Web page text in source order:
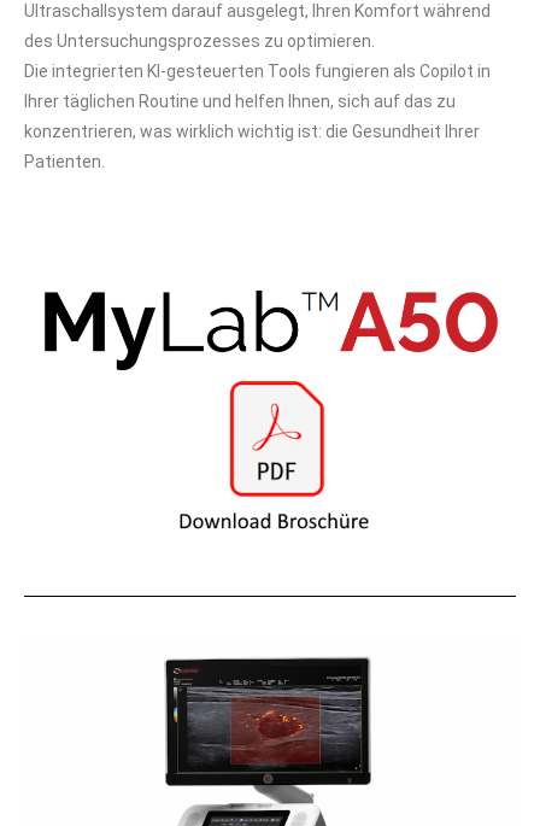
Ultraschallsystem darauf ausgelegt, Ihren Komfort während
des Untersuchungsprozesses zu optimieren.
Die integrierten KI-gesteuerten Tools fungieren als Copilot in
Ihrer täglichen Routine und helfen Ihnen, sich auf das zu
konzentrieren, was wirklich wichtig ist: die Gesundheit Ihrer
Patienten.